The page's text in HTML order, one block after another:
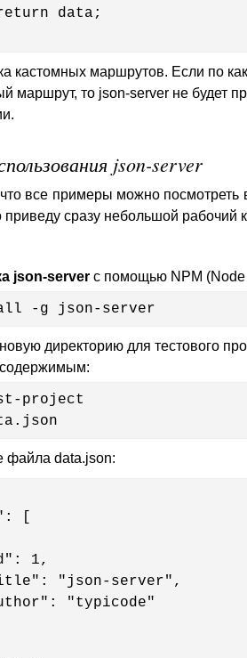
кастомных маршрутов. Если по
маршрут, то json-server не будет
json-server
все примеры можно посмотреть
приведу сразу небольшой рабочий
json-server с помощью NPM (Node
-g json-server
директорию для тестового
project
файла data.json:
[
1,
"json-server",
"typicode"